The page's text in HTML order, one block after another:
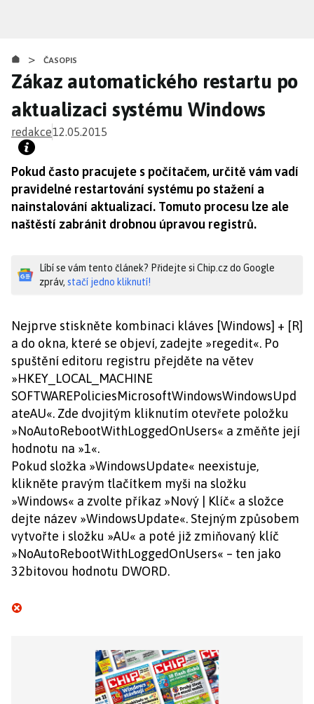
obsahu
> ČASOPIS
Zákaz automatického restartu po
aktualizaci systému Windows
redakce12.05.2015
Pokud často pracujete s počítačem, určitě vám vadí
pravidelné restartování systému po stažení a
nainstalování aktualizací. Tomuto procesu lze ale
naštěstí zabránit drobnou úpravou registrů.
Líbí se vám tento článek? Přidejte si Chip.cz do Google
zpráv, stačí jedno kliknutí!
Nejprve stiskněte kombinaci kláves [Windows] + [R]
a do okna, které se objeví, zadejte »regedit«. Po
spuštění editoru registru přejděte na větev
»HKEY_LOCAL_MACHINE
SOFTWAREPoliciesMicrosoftWindowsWindowsUpd
ateAU«. Zde dvojitým kliknutím otevřete položku
»NoAutoRebootWithLoggedOnUsers« a změňte její
hodnotu na »1«.
Pokud složka »WindowsUpdate« neexistuje,
klikněte pravým tlačítkem myši na složku
»Windows« a zvolte příkaz »Nový | Klíč« a složce
dejte název »WindowsUpdate«. Stejným způsobem
vytvořte i složku »AU« a poté již zmiňovaný klíč
»NoAutoRebootWithLoggedOnUsers« – ten jako
32bitovou hodnotu DWORD.